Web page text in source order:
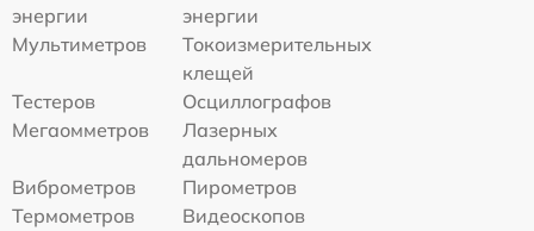
энергии
энергии
Мультиметров
Токоизмерительных
клещей
Тестеров
Осциллографов
Мегаомметров
Лазерных
дальномеров
Виброметров
Пирометров
Термометров
Видеоскопов